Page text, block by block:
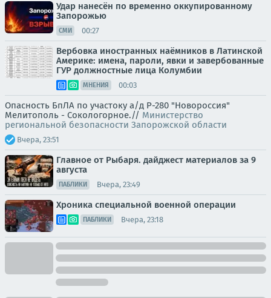
Удар нанесён по временно оккупированному
Запорожью
СМИ 00:27
Вербовка иностранных наёмников в Латинской
Америке: имена, пароли, явки и завербованные
ГУР должностные лица Колумбии
МНЕНИЯ 00:03
Опасность БпЛА по участоку а/д Р-280 "Новороссия"
Мелитополь - Сокологорное.// Министерство
региональной безопасности Запорожской области
Вчера, 23:51
Главное от Рыбаря. дайджест материалов за 9
августа
ПАБЛИКИ Вчера, 23:49
Хроника специальной военной операции
ПАБЛИКИ Вчера, 23:18